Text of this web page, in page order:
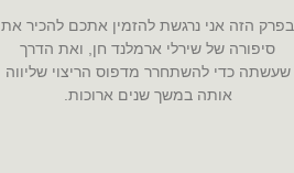
בפרק הזה אני נרגשת להזמין אתכם להכיר את
סיפורה של שירלי ארמלנד חן, ואת הדרך
שעשתה כדי להשתחרר מדפוס הריצוי שליווה
אותה במשך שנים ארוכות.